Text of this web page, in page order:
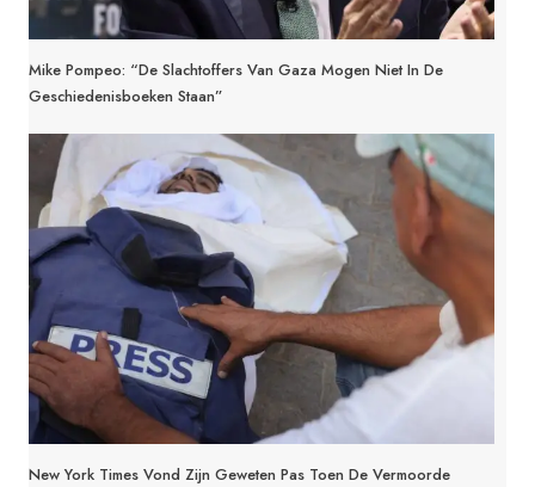
Mike Pompeo: “De Slachtoffers Van Gaza Mogen Niet In De
Geschiedenisboeken Staan”
New York Times Vond Zijn Geweten Pas Toen De Vermoorde